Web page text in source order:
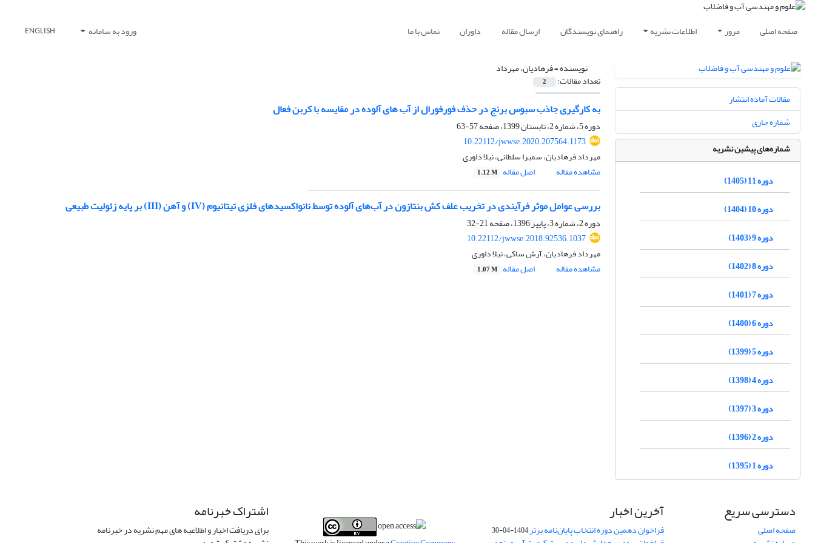
صفحه اصلی مرور اطلاعات نشریه راهنمای نویسندگان ارسال مقاله داوران تماس با ما ورود به سامانه ENGLISH
نویسنده =فرهادیان، مهرداد
تعداد مقالات: 2
به‎ کارگیری جاذب سبوس برنج در حذف فورفورال از آب‏ های آلوده در مقایسه با کربن فعال
دوره 5، شماره 2، تابستان 1399، صفحه
57-63
10.22112/jwwse.2020.207564.1173
مهرداد فرهادیان، سمیرا سلطانی، نیلا داوری
مشاهده مقاله
اصل مقاله 1.12 M
بررسی عوامل موثر فرآیندی در تخریب علف کش بنتازون در آب‌های آلوده توسط نانواکسیدهای فلزی تیتانیوم (IV) و آهن (III) بر پایه زئولیت طبیعی
دوره 2، شماره 3، پاییز 1396، صفحه
21-32
10.22112/jwwse.2018.92536.1037
مهرداد فرهادیان، آرش ساکی، نیلا داوری
مشاهده مقاله
اصل مقاله 1.07 M
مقالات آماده انتشار
شماره جاری
شماره‌های پیشین نشریه
دوره 11 (1405)
دوره 10 (1404)
دوره 9 (1403)
دوره 8 (1402)
دوره 7 (1401)
دوره 6 (1400)
دوره 5 (1399)
دوره 4 (1398)
دوره 3 (1397)
دوره 2 (1396)
دوره 1 (1395)
دسترسی سریع
صفحه اصلی
آخرین اخبار
فراخوان دهمین دوره انتخاب پایان‌نامه برتر1404-04-30
اشتراک خبرنامه
برای دریافت اخبار و اطلاعیه های مهم نشریه در خبرنامه